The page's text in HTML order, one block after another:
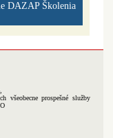
DAZAP Školenia
všeobecne prospešné služby